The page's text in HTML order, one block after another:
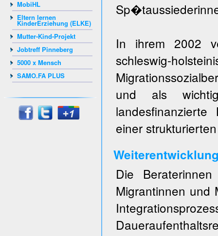
MobiHL
Eltern lernen
KinderErziehung (ELKE)
Mutter-Kind-Projekt
Jobtreff Pinneberg
5000 x Mensch
SAMO.FA PLUS
In ihrem 2002
schleswig-
und als
einer
Die
Migrantinnen und